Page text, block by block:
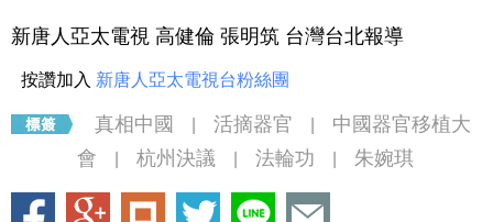
新唐人亞太電視 高健倫 張明筑 台灣台北報導
按讚加入 新唐人亞太電視台粉絲團
真相中國 活摘器官
中國器官移植大
會
杭州決議 法輪功 朱婉琪